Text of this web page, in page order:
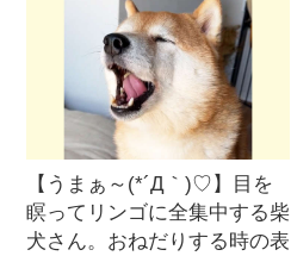
【うまぁ～(*´Д｀)♡】目を
瞑ってリンゴに全集中する柴
犬さん。おねだりする時の表